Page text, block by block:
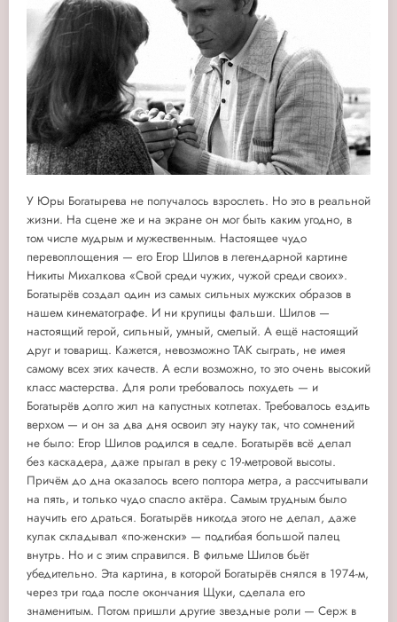
У Юры Богатырева не получалось взрослеть. Но это в реальной
жизни. На сцене же и на экране он мог быть каким угодно, в
том числе мудрым и мужественным. Настоящее чудо
перевоплощения — его Егор Шилов в легендарной картине
Никиты Михалкова «Свой среди чужих, чужой среди своих».
Богатырёв создал один из самых сильных мужских образов в
нашем кинематографе. И ни крупицы фальши. Шилов —
настоящий герой, сильный, умный, смелый. А ещё настоящий
друг и товарищ. Кажется, невозможно ТАК сыграть, не имея
самому всех этих качеств. А если возможно, то это очень высокий
класс мастерства. Для роли требовалось похудеть — и
Богатырёв долго жил на капустных котлетах. Требовалось ездить
верхом — и он за два дня освоил эту науку так, что сомнений
не было: Егор Шилов родился в седле. Богатырёв всё делал
без каскадера, даже прыгал в реку с 19-метровой высоты.
Причём до дна оказалось всего полтора метра, а рассчитывали
на пять, и только чудо спасло актёра. Самым трудным было
научить его драться. Богатырёв никогда этого не делал, даже
кулак складывал «по-женски» — подгибая большой палец
внутрь. Но и с этим справился. В фильме Шилов бьёт
убедительно. Эта картина, в которой Богатырёв снялся в 1974-м,
через три года после окончания Щуки, сделала его
знаменитым. Потом пришли другие звездные роли — Серж в